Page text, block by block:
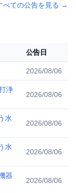
べての公告を見る →
公告日
2026/08/06
浄
2026/08/06
水
2026/08/06
水
2026/08/06
器
2026/08/06